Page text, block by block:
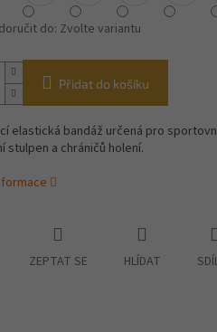
do: Zvolte variantu
Přidat do košíku
elastická bandáž určená pro
stulpen a chráničů holení.
ZEPTAT SE HLÍDAT